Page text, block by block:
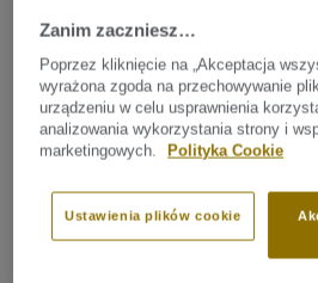
SPECYFIKACJE TECHNICZNE I
Typ produktu wg ISO:Spienione
podłogowe z poli(chlorku winylu)
Klasyfikacja mieszkaniowa:
22 /
medium / Domestic general
Zanim zaczniesz…
Poprzez kliknięcie na „Akceptacja
wyrażona zgoda na przechowywanie
urządzeniu w celu usprawnienia
analizowania wykorzystania strony i
marketingowych.
Polityka Cookie
Ustawienia plików cookie